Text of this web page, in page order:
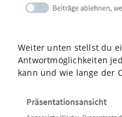
Weiter unten stellst du
Antwortmöglichkeiten
kann und wie lange der